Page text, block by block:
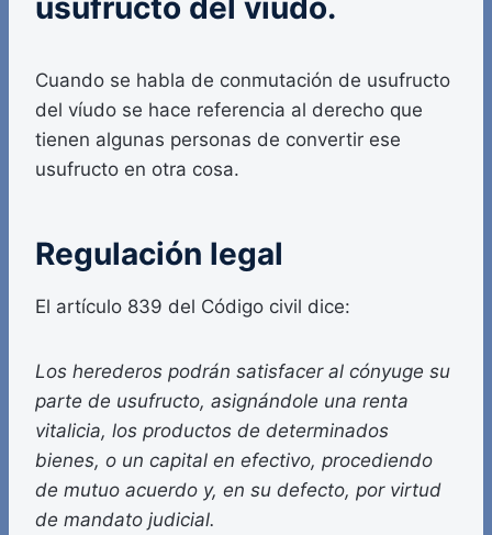
usufructo del viudo.
Cuando se habla de conmutación de usufructo
del víudo se hace referencia al derecho que
tienen algunas personas de convertir ese
usufructo en otra cosa.
Regulación legal
El artículo 839 del Código civil dice:
Los herederos podrán satisfacer al cónyuge su
parte de usufructo, asignándole una renta
vitalicia, los productos de determinados
bienes, o un capital en efectivo, procediendo
de mutuo acuerdo y, en su defecto, por virtud
de mandato judicial.